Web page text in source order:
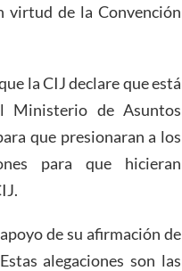
virtud de la Convención
la CIJ declare que está
Ministerio de Asuntos
que presionaran a los
para que hicieran
de su afirmación de
alegaciones son las